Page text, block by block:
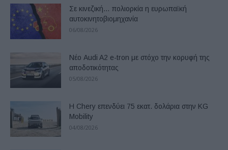
Σε κινεζική… πολιορκία η ευρωπαϊκή
αυτοκινητοβιομηχανία
06/08/2026
Νέο Audi A2 e-tron με στόχο την κορυφή της
αποδοτικότητας
05/08/2026
Η Chery επενδύει 75 εκατ. δολάρια στην KG
Mobility
04/08/2026